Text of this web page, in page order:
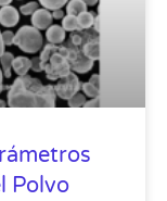
Polvo